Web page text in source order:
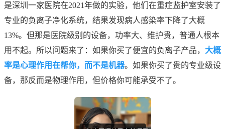
是深圳一家医院在2021年做的实验，他们在重症监护室安装了
专业的负离子净化系统，结果发现病人感染率下降了大概
13%。但那是医院级别的设备，功率大、维护贵，普通人根本
用不起。所以问题来了：如果你买了便宜的负离子产品， 大概
率是心理作用在帮你，而不是机器。如果你买了贵的专业级设
备，那反而是物理作用，但价格你可能承受不了。